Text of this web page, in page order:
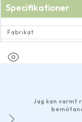
Specifikationer
Fabrikat
Jag kan varmt